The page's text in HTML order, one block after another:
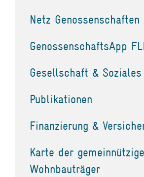
Netz Genossenschaften
GenossenschaftsApp
Gesellschaft & Soziales
Publikationen
Finanzierung &
Karte der
Wohnbauträger